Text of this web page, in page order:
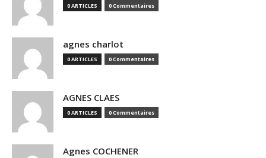
0 ARTICLES 0 Commentaires
agnes charlot
0 ARTICLES 0 Commentaires
AGNES CLAES
0 ARTICLES 0 Commentaires
Agnes COCHENER